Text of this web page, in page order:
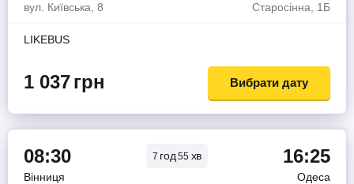
вул. Київська, 8
Старосінна, 1Б
LIKEBUS
1 037грн Вибрати дату
08:30 7 год55 хв 16:25
Вінниця
Одеса